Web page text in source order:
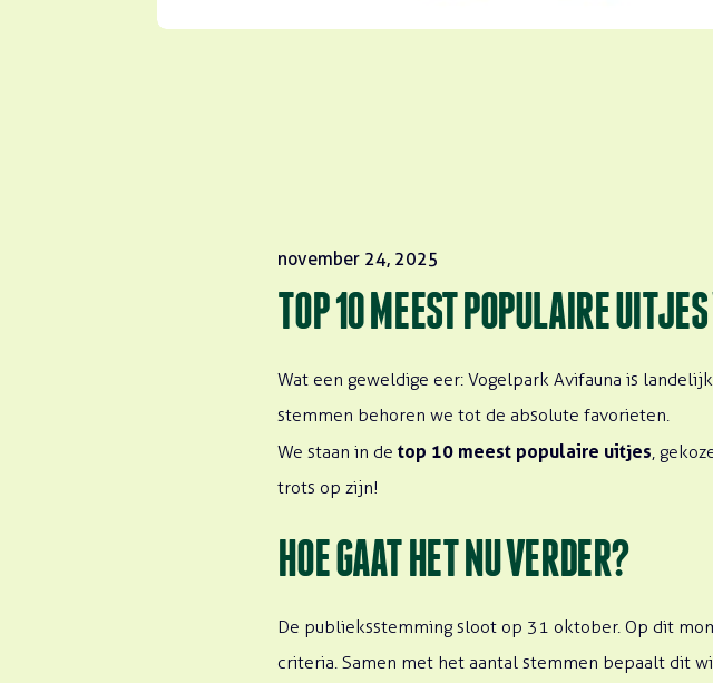
november 24, 2025
TOP 10 MEEST POPULAIRE
Wat een geweldige eer: Vogelpark Avifauna is
stemmen behoren we tot de absolute favorieten.
We staan in detop 10 meest populaire uitjes,
trots op zijn!
HOE GAAT HET NU VERDER?
De publieksstemming sloot op 31 oktober. Op dit
criteria. Samen met het aantal stemmen bepaalt dit